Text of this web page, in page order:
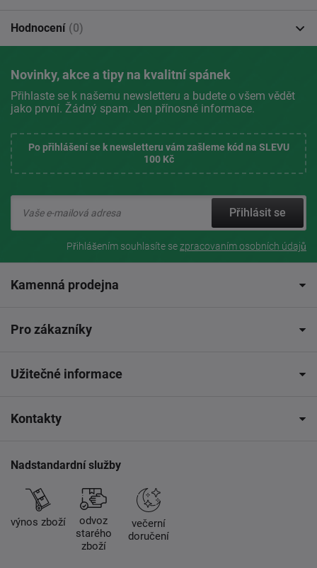
Hodnocení (0)
Novinky, akce a tipy na kvalitní spánek
Přihlaste se k našemu newsletteru a budete o všem vědět
jako první. Žádný spam. Jen přínosné informace.
Po přihlášení se k newsletteru vám zašleme kód na SLEVU
100 Kč
Přihlásit se
Přihlášením souhlasíte sezpracovaním osobních údajů
Kamenná prodejna
Pro zákazníky
Užitečné informace
Kontakty
Nadstandardní služby
výnos zboží
odvoz
starého
zboží
večerní
doručení